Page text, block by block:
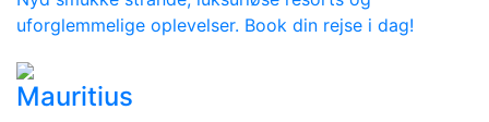
uforglemmelige oplevelser. Book din rejse i dag!
Mauritius